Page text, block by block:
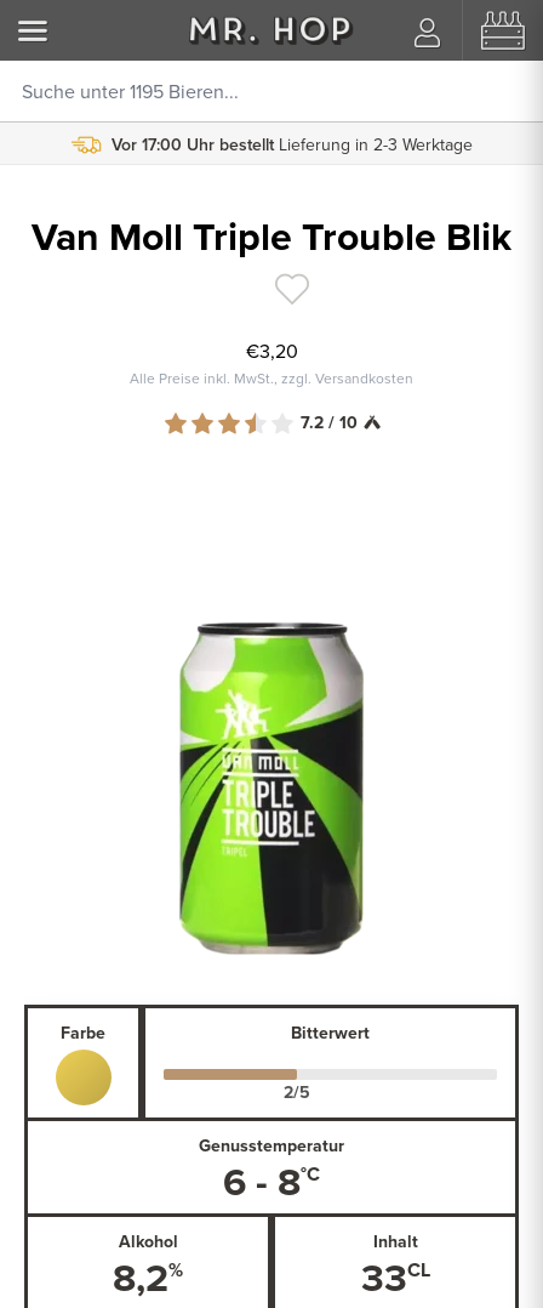
Vor 17:00 Uhr bestellt Lieferung in 2-3 Werktage
Van Moll Triple Trouble Blik
€3,20
Alle Preise inkl. MwSt., zzgl. Versandkosten
7.2 / 10
Farbe Bitterwert
Genusstemperatur
6 - 8
Alkohol
8,2
Inhalt
33